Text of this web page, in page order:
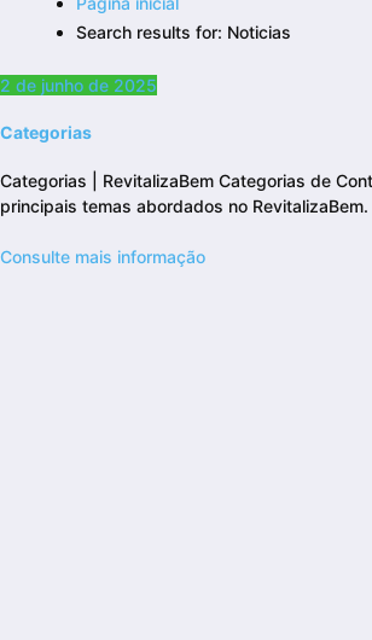
Search results for: Noticias
2 de junho de 2025
Categorias
Categorias | RevitalizaBem Categorias de
principais temas abordados no
Consulte mais informação